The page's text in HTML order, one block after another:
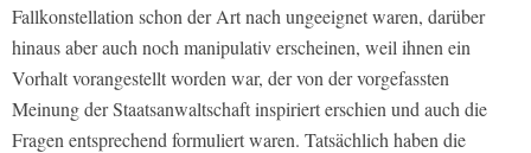
Fallkonstellation schon der Art nach ungeeignet waren, darüber
hinaus aber auch noch manipulativ erscheinen, weil ihnen ein
Vorhalt vorangestellt worden war, der von der vorgefassten
Meinung der Staatsanwaltschaft inspiriert erschien und auch die
Fragen entsprechend formuliert waren. Tatsächlich haben die